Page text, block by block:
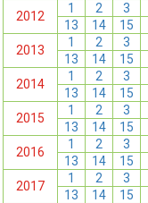
2012
1 2 3
13
14 15
2013
1 2 3
13
14 15
2014
1 2 3
13
14 15
2015
1 2 3
13
14 15
2016
1 2 3
13
14 15
2017
1 2 3
13
14 15